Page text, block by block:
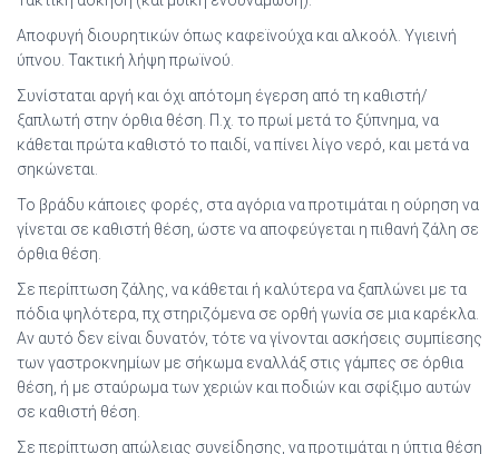
Αποφυγή διουρητικών όπως καφεϊνούχα και αλκοόλ. Υγιεινή
ύπνου. Τακτική λήψη πρωϊνού.
Συνίσταται αργή και όχι απότομη έγερση από τη καθιστή/
ξαπλωτή στην όρθια θέση. Π.χ. το πρωί μετά το ξύπνημα, να
κάθεται πρώτα καθιστό το παιδί, να πίνει λίγο νερό, και μετά να
σηκώνεται.
Το βράδυ κάποιες φορές, στα αγόρια να προτιμάται η ούρηση να
γίνεται σε καθιστή θέση, ώστε να αποφεύγεται η πιθανή ζάλη σε
όρθια θέση.
Σε περίπτωση ζάλης, να κάθεται ή καλύτερα να ξαπλώνει με τα
πόδια ψηλότερα, πχ στηριζόμενα σε ορθή γωνία σε μια καρέκλα.
Αν αυτό δεν είναι δυνατόν, τότε να γίνονται ασκήσεις συμπίεσης
των γαστροκνημίων με σήκωμα εναλλάξ στις γάμπες σε όρθια
θέση, ή με σταύρωμα των χεριών και ποδιών και σφίξιμο αυτών
σε καθιστή θέση.
Σε περίπτωση απώλειας συνείδησης, να προτιμάται η ύπτια θέση